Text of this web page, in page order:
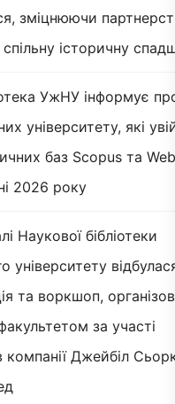
зміцнюючи
історичну
УжНУ інформує
університету, які
баз Scopus та
2026 року
Наукової бібліотеки
університету
та воркшоп,
за участі
компанії Джейбіл